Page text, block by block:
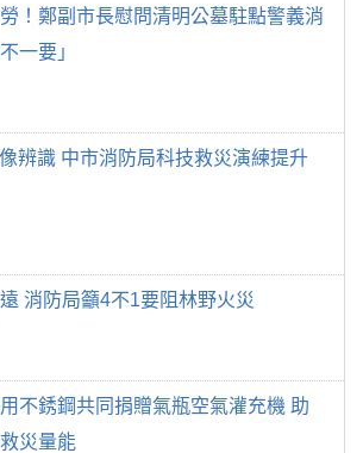
！鄭副市長慰問清明公墓駐點警義消
一要」
辨識 中市消防局科技救災演練提升
消防局籲4不1要阻林野火災
不銹鋼共同捐贈氣瓶空氣灌充機 助
災量能